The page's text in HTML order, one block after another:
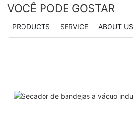
VOCÊ PODE GOSTAR
ABOUT US
SERVICE
PRODUCTS